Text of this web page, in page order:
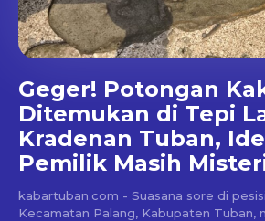
Geger! Potongan
Ditemukan di Tepi
Kradenan Tuban,
Pemilik Masih
kabartuban.com - Suasana sore di
Kecamatan Palang, Kabupaten Tuban,